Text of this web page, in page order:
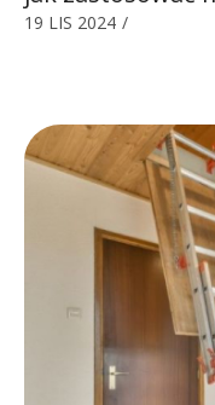
19 LIS 2024 /